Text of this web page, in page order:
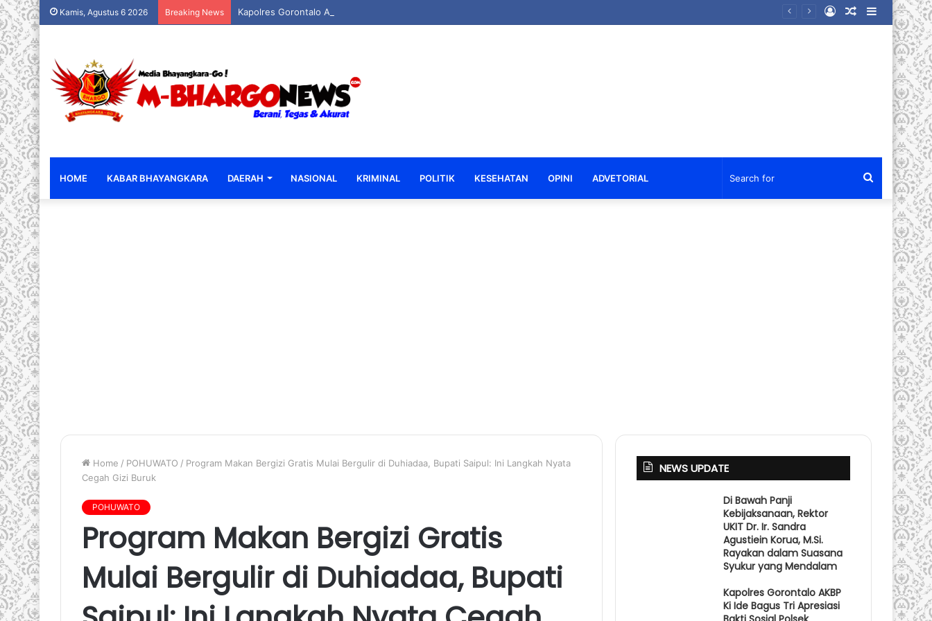
Kamis, Agustus 6 2026 Breaking News Kapolres Gorontalo AKBP Ki Ide Bagus Tri Apresiasi Bakti Sosial Polsek Boliyohuto Salurkan Air Bersih dan Sembako Sidebar
Random
Log
HOME KABAR BHAYANGKARA DAERAH NASIONAL KRIMINAL POLITIK KESEHATAN OPINI ADVETORIAL Search
Home / POHUWATO / Program Makan Bergizi Gratis Mulai Bergulir di Duhiadaa, Bupati Saipul: Ini Langkah Nyata
Cegah Gizi Buruk
POHUWATO
Program Makan Bergizi Gratis
Mulai Bergulir di Duhiadaa, Bupati
NEWS UPDATE
Di Bawah Panji
Kebijaksanaan, Rektor
UKIT Dr. Ir. Sandra
Agustiein Korua, M.Si.
Rayakan dalam Suasana
Syukur yang Mendalam
Kapolres Gorontalo AKBP
Ki Ide Bagus Tri Apresiasi